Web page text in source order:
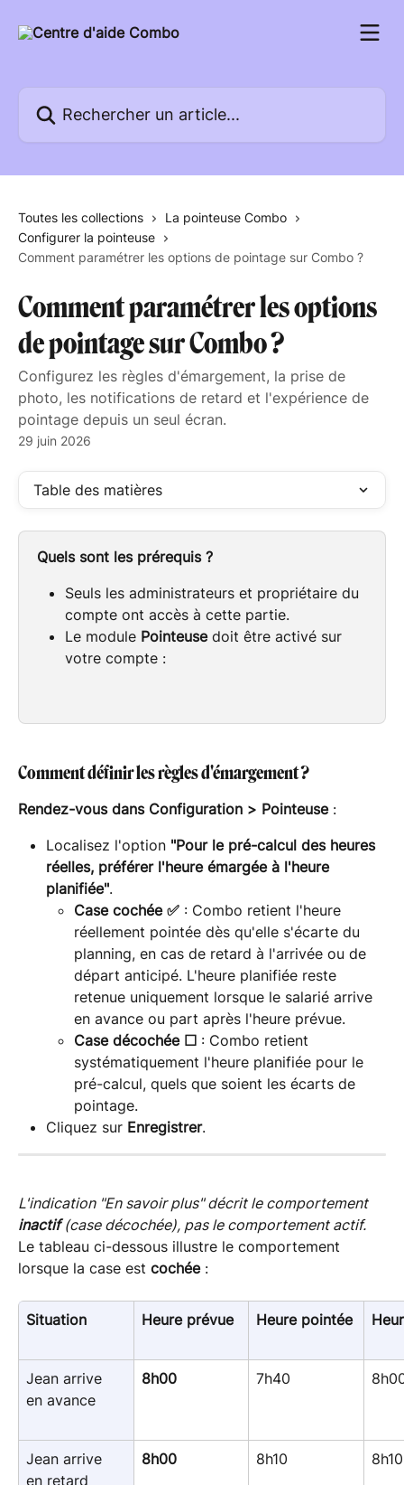
Toutes les collections
La pointeuse Combo
Configurer la pointeuse
Comment paramétrer les options de pointage sur Combo ?
Comment paramétrer les options
de pointage sur Combo ?
Configurez les règles d'émargement, la prise de
photo, les notifications de retard et l'expérience de
pointage depuis un seul écran.
29 juin 2026
Table des matières
Quels sont les prérequis ?
Seuls les administrateurs et propriétaire du
compte ont accès à cette partie.
Le module Pointeuse doit être activé sur
votre compte :
Comment définir les règles d'émargement ?
Rendez-vous dans Configuration > Pointeuse :
Localisez l'option "Pour le pré-calcul des heures
réelles, préférer l'heure émargée à l'heure
planifiée".
Case cochée ✅ : Combo retient l'heure
réellement pointée dès qu'elle s'écarte du
planning, en cas de retard à l'arrivée ou de
départ anticipé. L'heure planifiée reste
retenue uniquement lorsque le salarié arrive
en avance ou part après l'heure prévue.
Case décochée ☐ : Combo retient
systématiquement l'heure planifiée pour le
pré-calcul, quels que soient les écarts de
pointage.
Cliquez sur Enregistrer.
L'indication "En savoir plus" décrit le comportement
inactif (case décochée), pas le comportement actif.
Le tableau ci-dessous illustre le comportement
lorsque la case est cochée :
Situation Heure prévue Heure pointée
Jean arrive
en avance
8h00 7h40
Jean arrive
en retard
8h00 8h10 8h10